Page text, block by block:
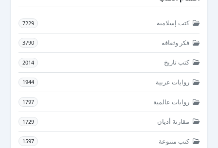
كتب إسلامية 7229
فكر وثقافة 3790
كتب تاريخ 2014
روايات عربية 1944
روايات عالمية 1797
مقارنة أديان 1729
كتب متنوعة 1597